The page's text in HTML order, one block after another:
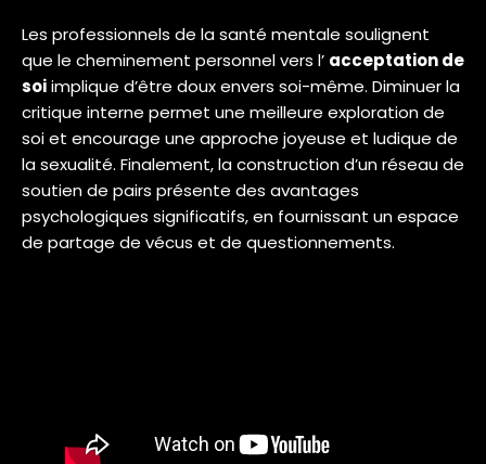
Les professionnels de la santé mentale soulignent
que le cheminement personnel vers l’ acceptation de
soiimplique d’être doux envers soi-même. Diminuer la
critique interne permet une meilleure exploration de
soi et encourage une approche joyeuse et ludique de
la sexualité. Finalement, la construction d’un réseau de
soutien de pairs présente des avantages
psychologiques significatifs, en fournissant un espace
de partage de vécus et de questionnements.